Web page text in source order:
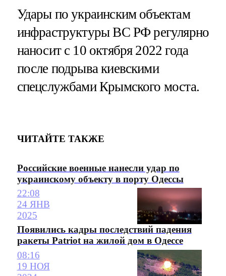
Удары по украинским объектам
инфраструктуры ВС РФ регулярно
наносит с 10 октября 2022 года
после подрыва киевскими
спецслужбами Крымского моста.
ЧИТАЙТЕ ТАКЖЕ
Российские военные нанесли удар по
украинскому объекту в порту Одессы
22:08
24 ЯНВ
2025
Появились кадры последствий падения
ракеты Patriot на жилой дом в Одессе
08:16
19 НОЯ